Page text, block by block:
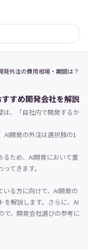
発外注の費用相場・期間は？
すめ開発会社を解説
は、「自社内で開発するか
AI開発の外注は選択肢の1
るため、AI開発において重
てきます。
る方に向けて、AI開発の
を解説します。さらに、AI
で、開発会社選びの参考に